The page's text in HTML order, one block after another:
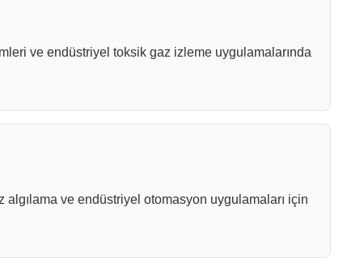
ve endüstriyel toksik gaz izleme uygulamalarında
ve endüstriyel otomasyon uygulamaları için